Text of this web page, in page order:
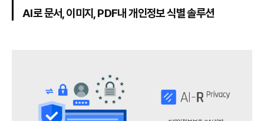
AI로 문서, 이미지, PDF내 개인정보 식별 솔루션